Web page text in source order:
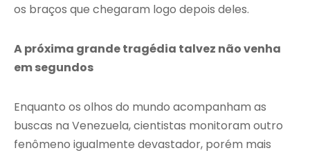
os braços que chegaram logo depois deles.
A próxima grande tragédia talvez não venha
em segundos
Enquanto os olhos do mundo acompanham as
buscas na Venezuela, cientistas monitoram outro
fenômeno igualmente devastador, porém mais